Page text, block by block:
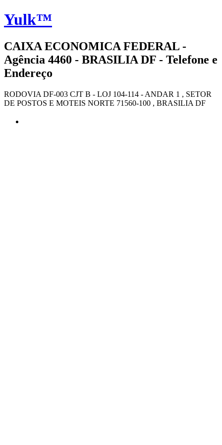
Yulk™
CAIXA ECONOMICA FEDERAL -
Agência 4460 - BRASILIA DF - Telefone e
Endereço
RODOVIA DF-003 CJT B - LOJ 104-114 - ANDAR 1 , SETOR
DE POSTOS E MOTEIS NORTE 71560-100 , BRASILIA DF